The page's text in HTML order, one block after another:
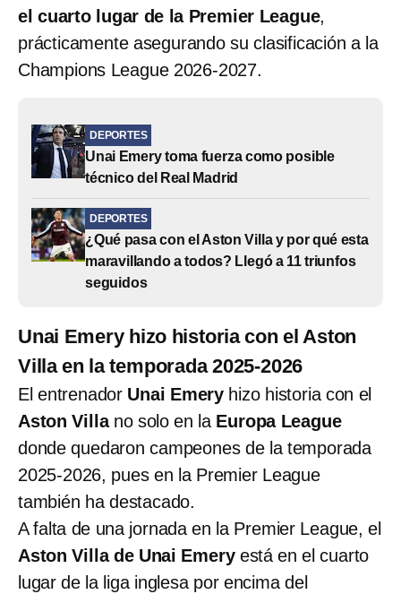
el cuarto lugar de la Premier League,
prácticamente asegurando su clasificación a la
Champions League 2026-2027.
DEPORTES
Unai Emery toma fuerza como posible
técnico del Real Madrid
DEPORTES
¿Qué pasa con el Aston Villa y por qué esta
maravillando a todos? Llegó a 11 triunfos
seguidos
Unai Emery hizo historia con el Aston
Villa en la temporada 2025-2026
El entrenador Unai Emery hizo historia con el
Aston Villano solo en la Europa League
donde quedaron campeones de la temporada
2025-2026, pues en la Premier League
también ha destacado.
A falta de una jornada en la Premier League, el
Aston Villa de Unai Emeryestá en el cuarto
lugar de la liga inglesa por encima del